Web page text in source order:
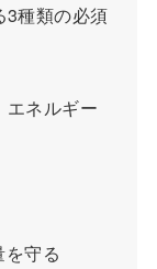
3種類の必須
エネルギー
守る